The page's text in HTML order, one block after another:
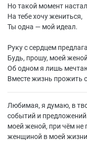
Но такой момент
На тебе хочу жениться,
Ты одна — мой идеал.
Руку с сердцем
Будь, прошу, моей
Об одном я лишь
Вместе жизнь прожить
Любимая, я думаю, в
событий и
моей женой, при чём не
женщиной в моей